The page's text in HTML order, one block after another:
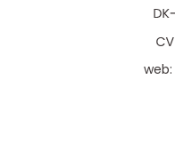
web: